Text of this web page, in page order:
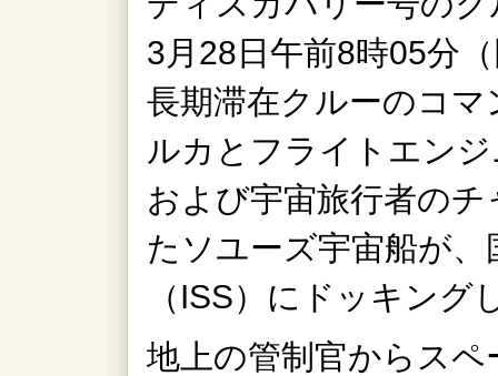
3月28日午前8時05分
長期滞在クルーのコ
ルカとフライトエン
および宇宙旅行者の
たソユーズ宇宙船が
（ISS）にドッキング
地上の管制官からス